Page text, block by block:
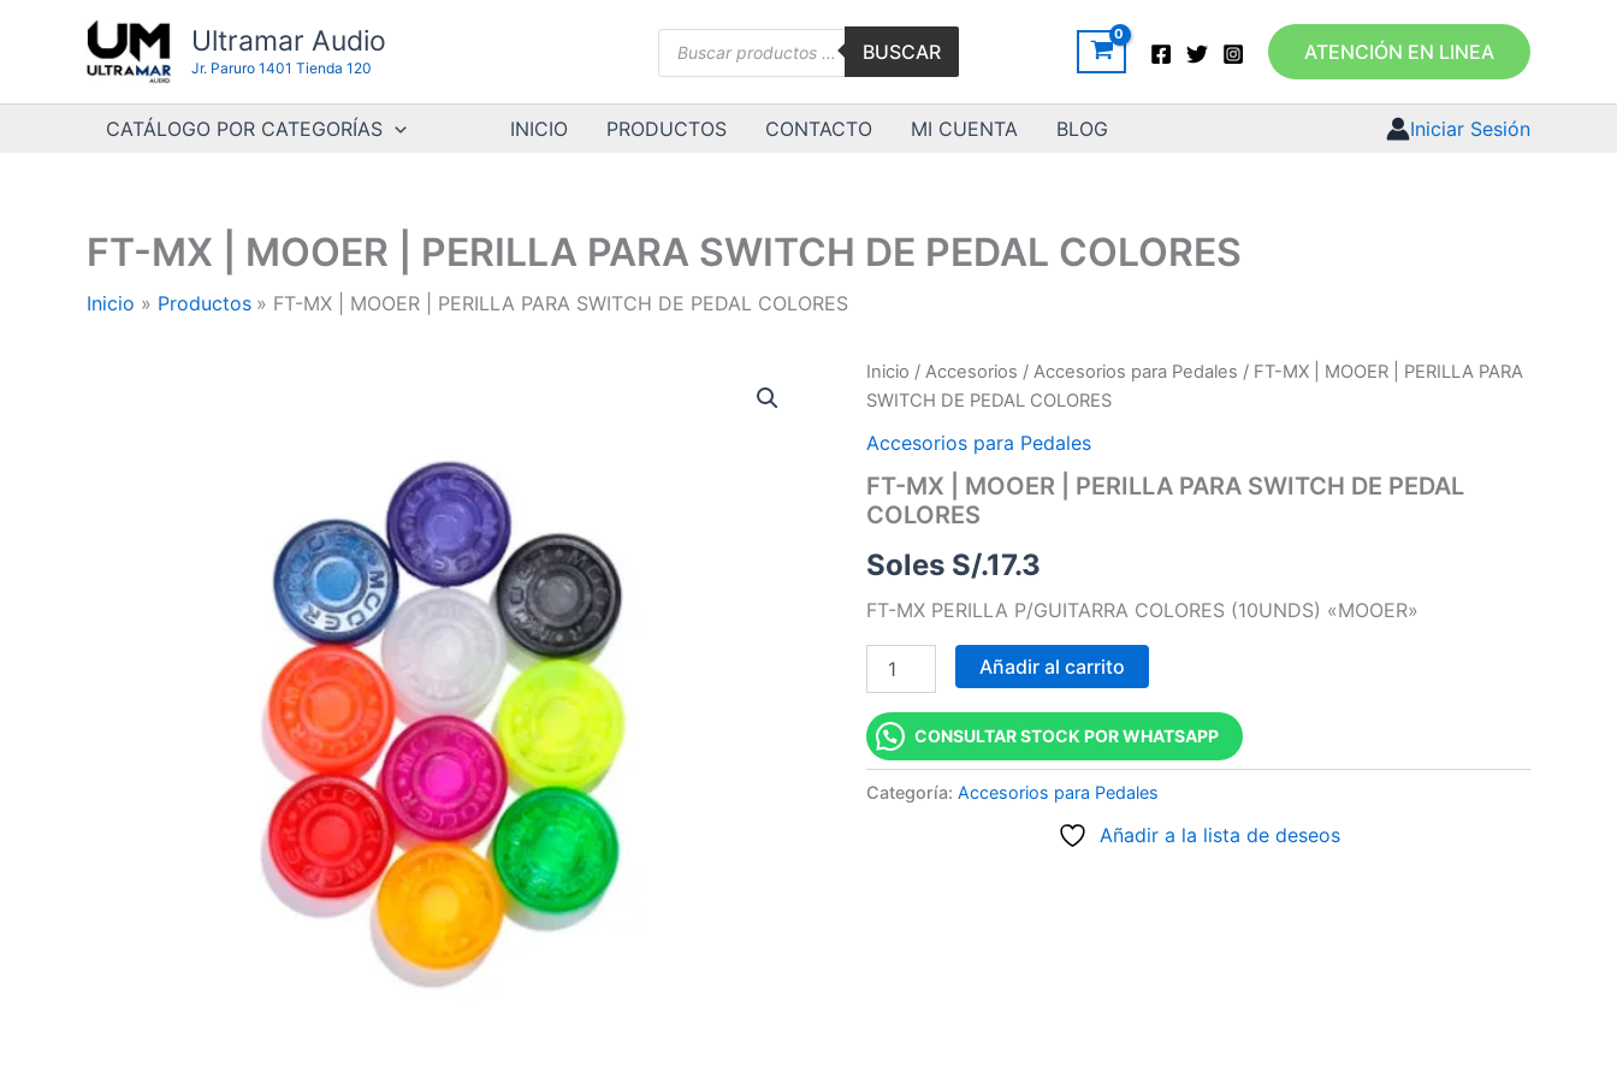
contenido
Ultramar Audio
Jr. Paruro 1401 Tienda 120
Búsqueda
BUSCAR ATENCIÓN EN LINEA
CATÁLOGO POR CATEGORÍAS INICIO PRODUCTOS CONTACTO MI CUENTA BLOG Iniciar Sesión
FT-MX | MOOER | PERILLA PARA SWITCH DE PEDAL COLORES
Inicio Productos FT-MX | MOOER | PERILLA PARA SWITCH DE PEDAL COLORES
Inicio / Accesorios / Accesorios para Pedales / FT-MX | MOOER | PERILLA PARA
SWITCH DE PEDAL COLORES
Accesorios para Pedales
FT-MX | MOOER | PERILLA PARA SWITCH DE PEDAL
COLORES
Soles S/.17.3
FT-MX PERILLA P/GUITARRA COLORES (10UNDS) «MOOER»
FT-
MX
MOOER
PERILLA
PARA
DE
COLORES
Añadir al carrito
CONSULTAR STOCK POR WHATSAPP
Categoría: Accesorios para Pedales
Añadir a la lista de deseos